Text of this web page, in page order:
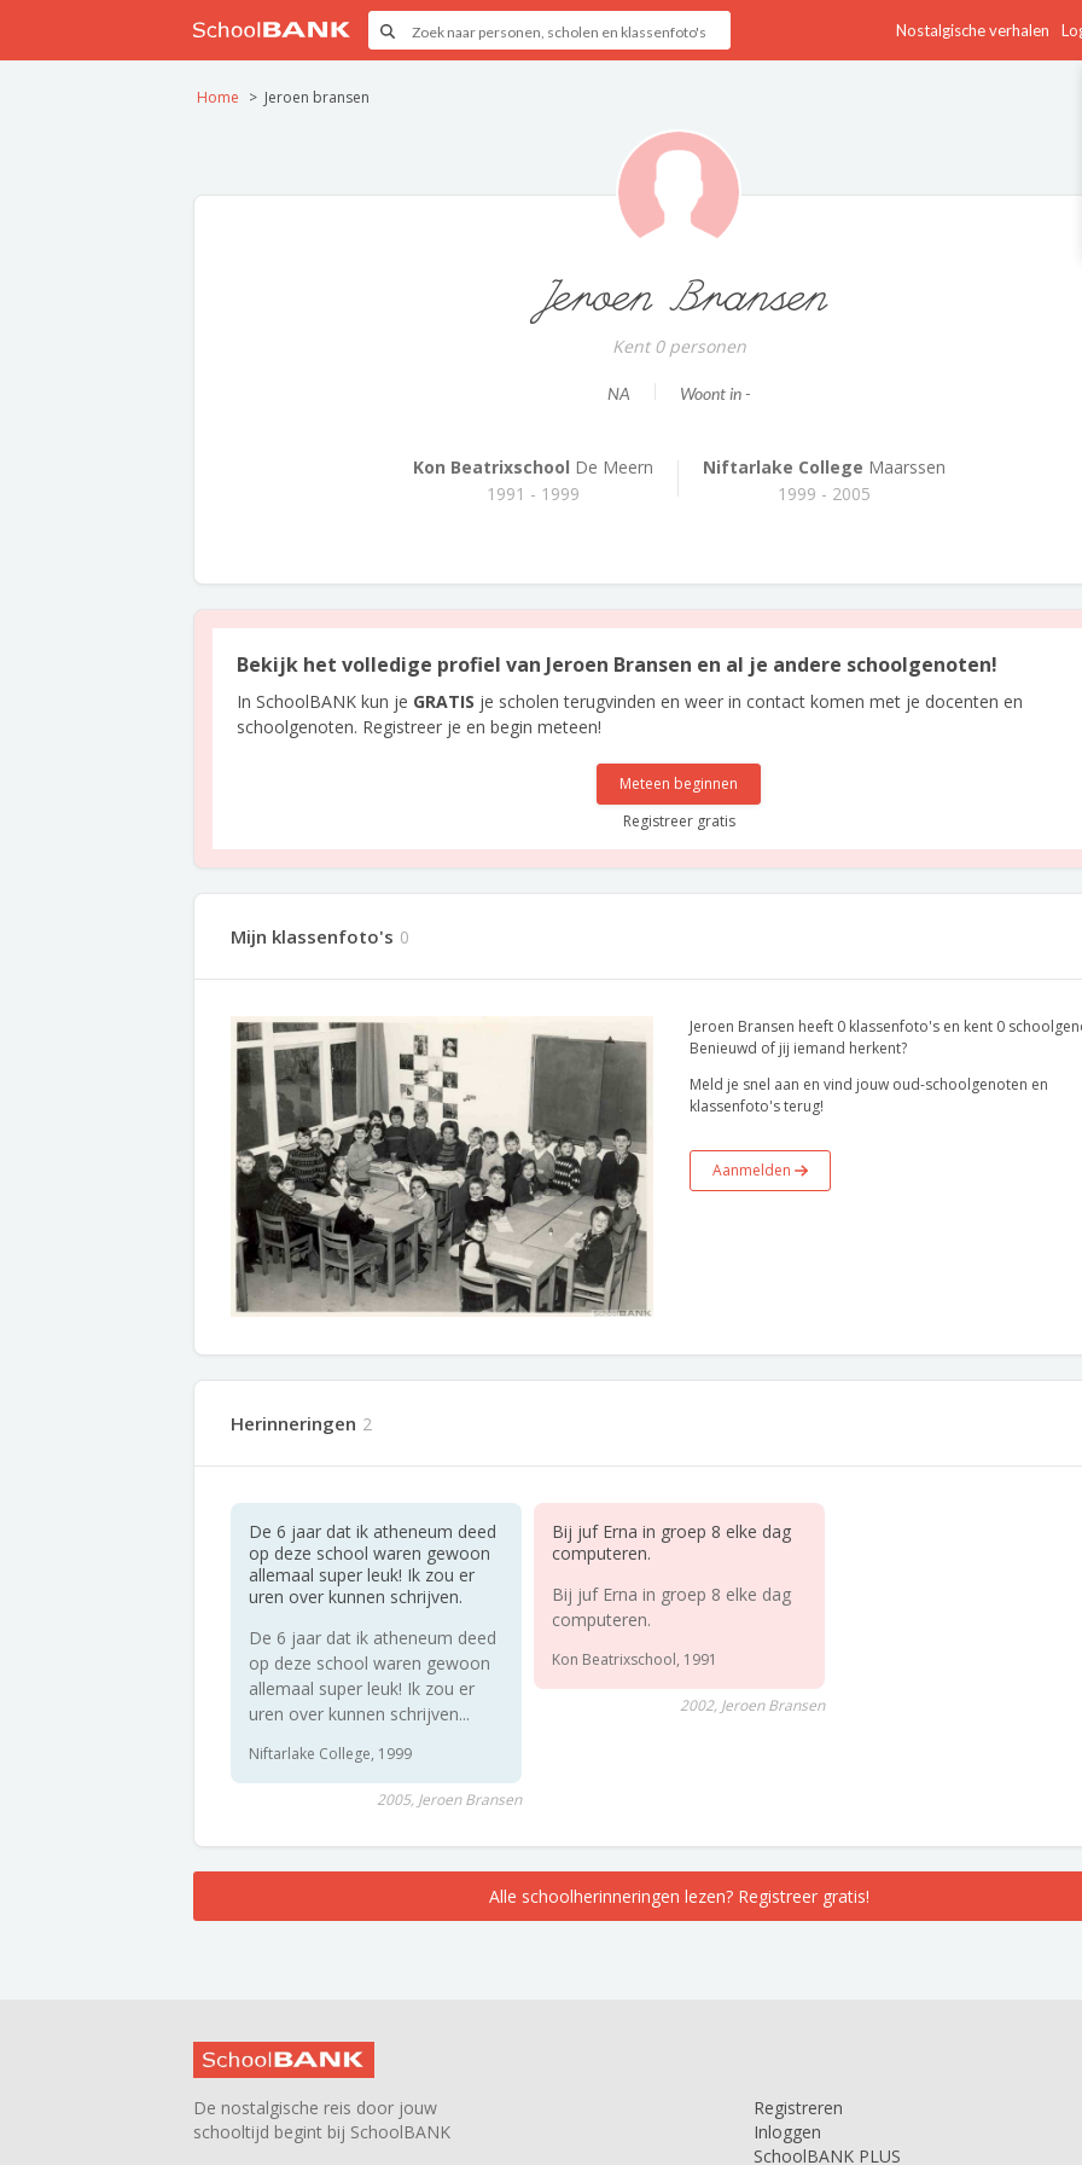
Nostalgische verhalen
Home Jeroen bransen
Jeroen Bransen
Kent 0 personen
NA Woont in -
Kon Beatrixschool De Meern
1991 - 1999
Niftarlake College Maarssen
1999 - 2005
Bekijk het volledige profiel van Jeroen Bransen en al je andere schoolgenoten!
In SchoolBANK kun je GRATIS je scholen terugvinden en weer in contact komen met je docenten en
schoolgenoten. Registreer je en begin meteen!
Meteen beginnen
Registreer gratis
Mijn klassenfoto's 0
Jeroen Bransen heeft 0 klassenfoto's en kent 0
Benieuwd of jij iemand herkent?
Meld je snel aan en vind jouw oud-schoolgenoten en
klassenfoto's terug!
Aanmelden
Herinneringen 2
De 6 jaar dat ik atheneum deed
op deze school waren gewoon
allemaal super leuk! Ik zou er
uren over kunnen schrijven.
De 6 jaar dat ik atheneum deed
op deze school waren gewoon
allemaal super leuk! Ik zou er
uren over kunnen schrijven...
Niftarlake College, 1999
2005, Jeroen Bransen
Bij juf Erna in groep 8 elke dag
computeren.
Bij juf Erna in groep 8 elke dag
computeren.
Kon Beatrixschool, 1991
2002, Jeroen Bransen
Alle schoolherinneringen lezen? Registreer gratis!
De nostalgische reis door jouw
schooltijd begint bij SchoolBANK
Registreren
Inloggen
SchoolBANK PLUS